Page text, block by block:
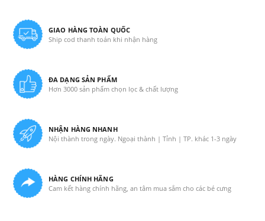
GIAO HÀNG TOÀN QUỐC
Ship cod thanh toán khi nhận hàng
ĐA DẠNG SẢN PHẨM
Hơn 3000 sản phẩm chọn lọc & chất lượng
NHẬN HÀNG NHANH
Nội thành trong ngày. Ngoại thành | Tỉnh | TP. khác 1-3 ngày
HÀNG CHÍNH HÃNG
Cam kết hàng chính hãng, an tâm mua sắm cho các bé cưng